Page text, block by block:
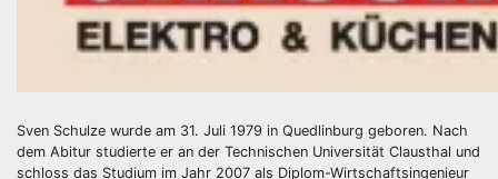
Sven Schulze wurde am 31. Juli 1979 in Quedlinburg geboren. Nach
dem Abitur studierte er an der Technischen Universität Clausthal und
schloss das Studium im Jahr 2007 als Diplom-Wirtschaftsingenieur